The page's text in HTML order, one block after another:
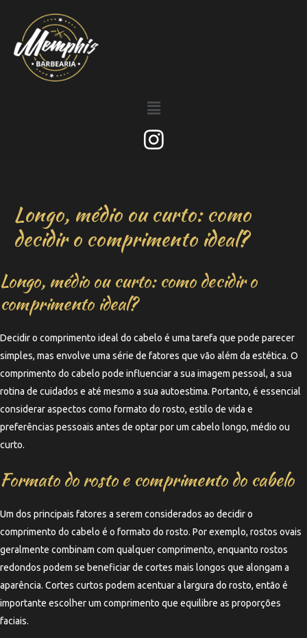
Longo, médio ou curto: como
decidir o comprimento ideal?
Longo, médio ou curto: como decidir o
comprimento ideal?
Decidir o comprimento ideal do cabelo é uma tarefa que pode parecer
simples, mas envolve uma série de fatores que vão além da estética. O
comprimento do cabelo pode influenciar a sua imagem pessoal, a sua
rotina de cuidados e até mesmo a sua autoestima. Portanto, é essencial
considerar aspectos como formato do rosto, estilo de vida e
preferências pessoais antes de optar por um cabelo longo, médio ou
curto.
Formato do rosto e comprimento do cabelo
Um dos principais fatores a serem considerados ao decidir o
comprimento do cabelo é o formato do rosto. Por exemplo, rostos ovais
geralmente combinam com qualquer comprimento, enquanto rostos
redondos podem se beneficiar de cortes mais longos que alongam a
aparência. Cortes curtos podem acentuar a largura do rosto, então é
importante escolher um comprimento que equilibre as proporções
faciais.